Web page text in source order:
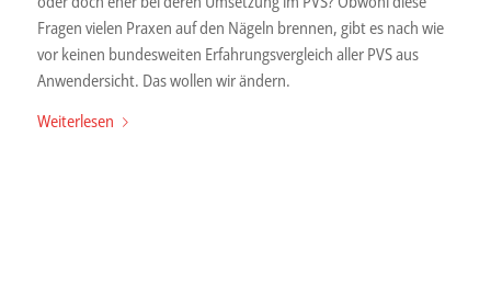
Fragen vielen Praxen auf den Nägeln brennen, gibt es nach wie
vor keinen bundesweiten Erfahrungsvergleich aller PVS aus
Anwendersicht. Das wollen wir ändern.
Weiterlesen